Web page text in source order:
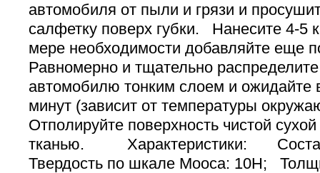
автомобиля от пыли и грязи и
салфетку поверх губки. Нанесите 4-5
мере необходимости добавляйте еще
Равномерно и тщательно
автомобилю тонким слоем и ожидайте
минут (зависит от температуры
Отполируйте поверхность чистой сухой
тканью. Характеристики:
Твердость по шкале Мооса: 10H;